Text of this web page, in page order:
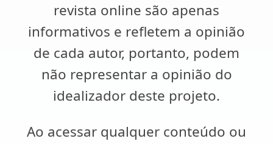
revista online são apenas
informativos e refletem a opinião
de cada autor, portanto, podem
não representar a opinião do
idealizador deste projeto.
Ao acessar qualquer conteúdo ou